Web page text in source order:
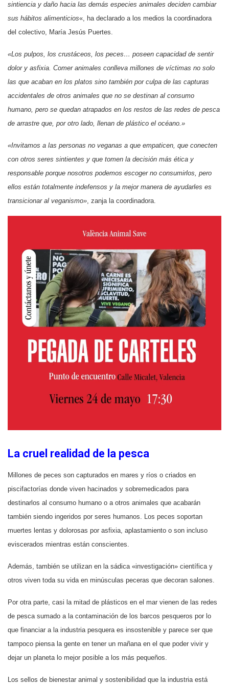
sintiencia y daño hacia las demás especies animales deciden cambiar
sus hábitos alimenticios«, ha declarado a los medios la coordinadora
del colectivo, María Jesús Puertes.
«Los pulpos, los crustáceos, los peces… poseen capacidad de sentir
dolor y asfixia. Comer animales conlleva millones de víctimas no solo
las que acaban en los platos sino también por culpa de las capturas
accidentales de otros animales que no se destinan al consumo
humano, pero se quedan atrapados en los restos de las redes de pesca
de arrastre que, por otro lado, llenan de plástico el océano.»
«Invitamos a las personas no veganas a que empaticen, que conecten
con otros seres sintientes y que tomen la decisión más ética y
responsable porque nosotros podemos escoger no consumirlos, pero
ellos están totalmente indefensos y la mejor manera de ayudarles es
transicionar al veganismo», zanja la coordinadora.
La cruel realidad de la pesca
Millones de peces son capturados en mares y ríos o criados en
piscifactorías donde viven hacinados y sobremedicados para
destinarlos al consumo humano o a otros animales que acabarán
también siendo ingeridos por seres humanos. Los peces soportan
muertes lentas y dolorosas por asfixia, aplastamiento o son incluso
eviscerados mientras están conscientes.
Además, también se utilizan en la sádica «investigación» científica y
otros viven toda su vida en minúsculas peceras que decoran salones.
Por otra parte, casi la mitad de plásticos en el mar vienen de las redes
de pesca sumado a la contaminación de los barcos pesqueros por lo
que financiar a la industria pesquera es insostenible y parece ser que
tampoco piensa la gente en tener un mañana en el que poder vivir y
dejar un planeta lo mejor posible a los más pequeños.
Los sellos de bienestar animal y sostenibilidad que la industria está